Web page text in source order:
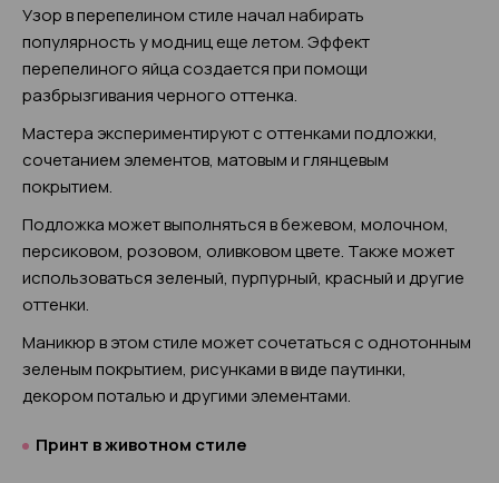
Узор в перепелином стиле начал набирать
популярность у модниц еще летом. Эффект
перепелиного яйца создается при помощи
разбрызгивания черного оттенка.
Мастера экспериментируют с оттенками подложки,
сочетанием элементов, матовым и глянцевым
покрытием.
Подложка может выполняться в бежевом, молочном,
персиковом, розовом, оливковом цвете. Также может
использоваться зеленый, пурпурный, красный и другие
оттенки.
Маникюр в этом стиле может сочетаться с однотонным
зеленым покрытием, рисунками в виде паутинки,
декором поталью и другими элементами.
Принт в животном стиле